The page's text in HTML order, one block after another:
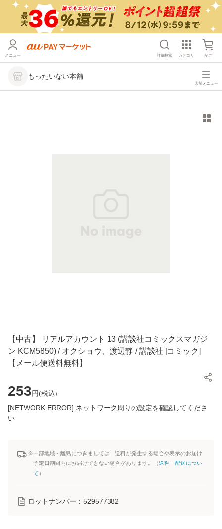
メニュー 詳細検索 カテゴリ かご
もったいない本舗
店舗メニュー
【中古】 リアルアカウント 13 (講談社コミックスマガジ
ン KCM5850) / オクショウ、渡辺静 / 講談社 [コミック]
【メール便送料無料】
253円(税込)
[NETWORK ERROR] ネットワーク周りの設定を確認してくださ
い
※一部地域・離島につきましては、送料が発生する場合や表示のお届け
予定日期間内にお届けできない場合があります。（送料・配送につい
て ）
ロットナンバー： 529577382